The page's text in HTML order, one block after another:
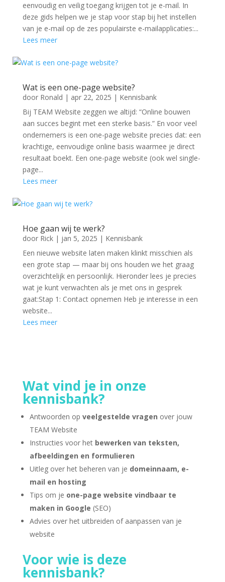
eenvoudig en veilig toegang krijgen tot je e-mail. In
deze gids helpen we je stap voor stap bij het instellen
van je e-mail op de zes populairste e-mailapplicaties:...
Lees meer
Wat is een one-page website?
door Ronald | apr 22, 2025 | Kennisbank
Bij TEAM Website zeggen we altijd: “Online bouwen
aan succes begint met een sterke basis.” En voor veel
ondernemers is een one-page website precies dat: een
krachtige, eenvoudige online basis waarmee je direct
resultaat boekt. Een one-page website (ook wel single-
page...
Lees meer
Hoe gaan wij te werk?
door Rick| jan 5, 2025 | Kennisbank
Een nieuwe website laten maken klinkt misschien als
een grote stap — maar bij ons houden we het graag
overzichtelijk en persoonlijk. Hieronder lees je precies
wat je kunt verwachten als je met ons in gesprek
gaat:Stap 1: Contact opnemen Heb je interesse in een
website...
Lees meer
Wat vind je in onze
kennisbank?
Antwoorden op veelgestelde vragen over jouw
TEAM Website
Instructies voor het bewerken van teksten,
afbeeldingen en formulieren
Uitleg over het beheren van je domeinnaam, e-
mail en hosting
Tips om je one-page website vindbaar te
maken in Google (SEO)
Advies over het uitbreiden of aanpassen van je
website
Voor wie is deze
kennisbank?